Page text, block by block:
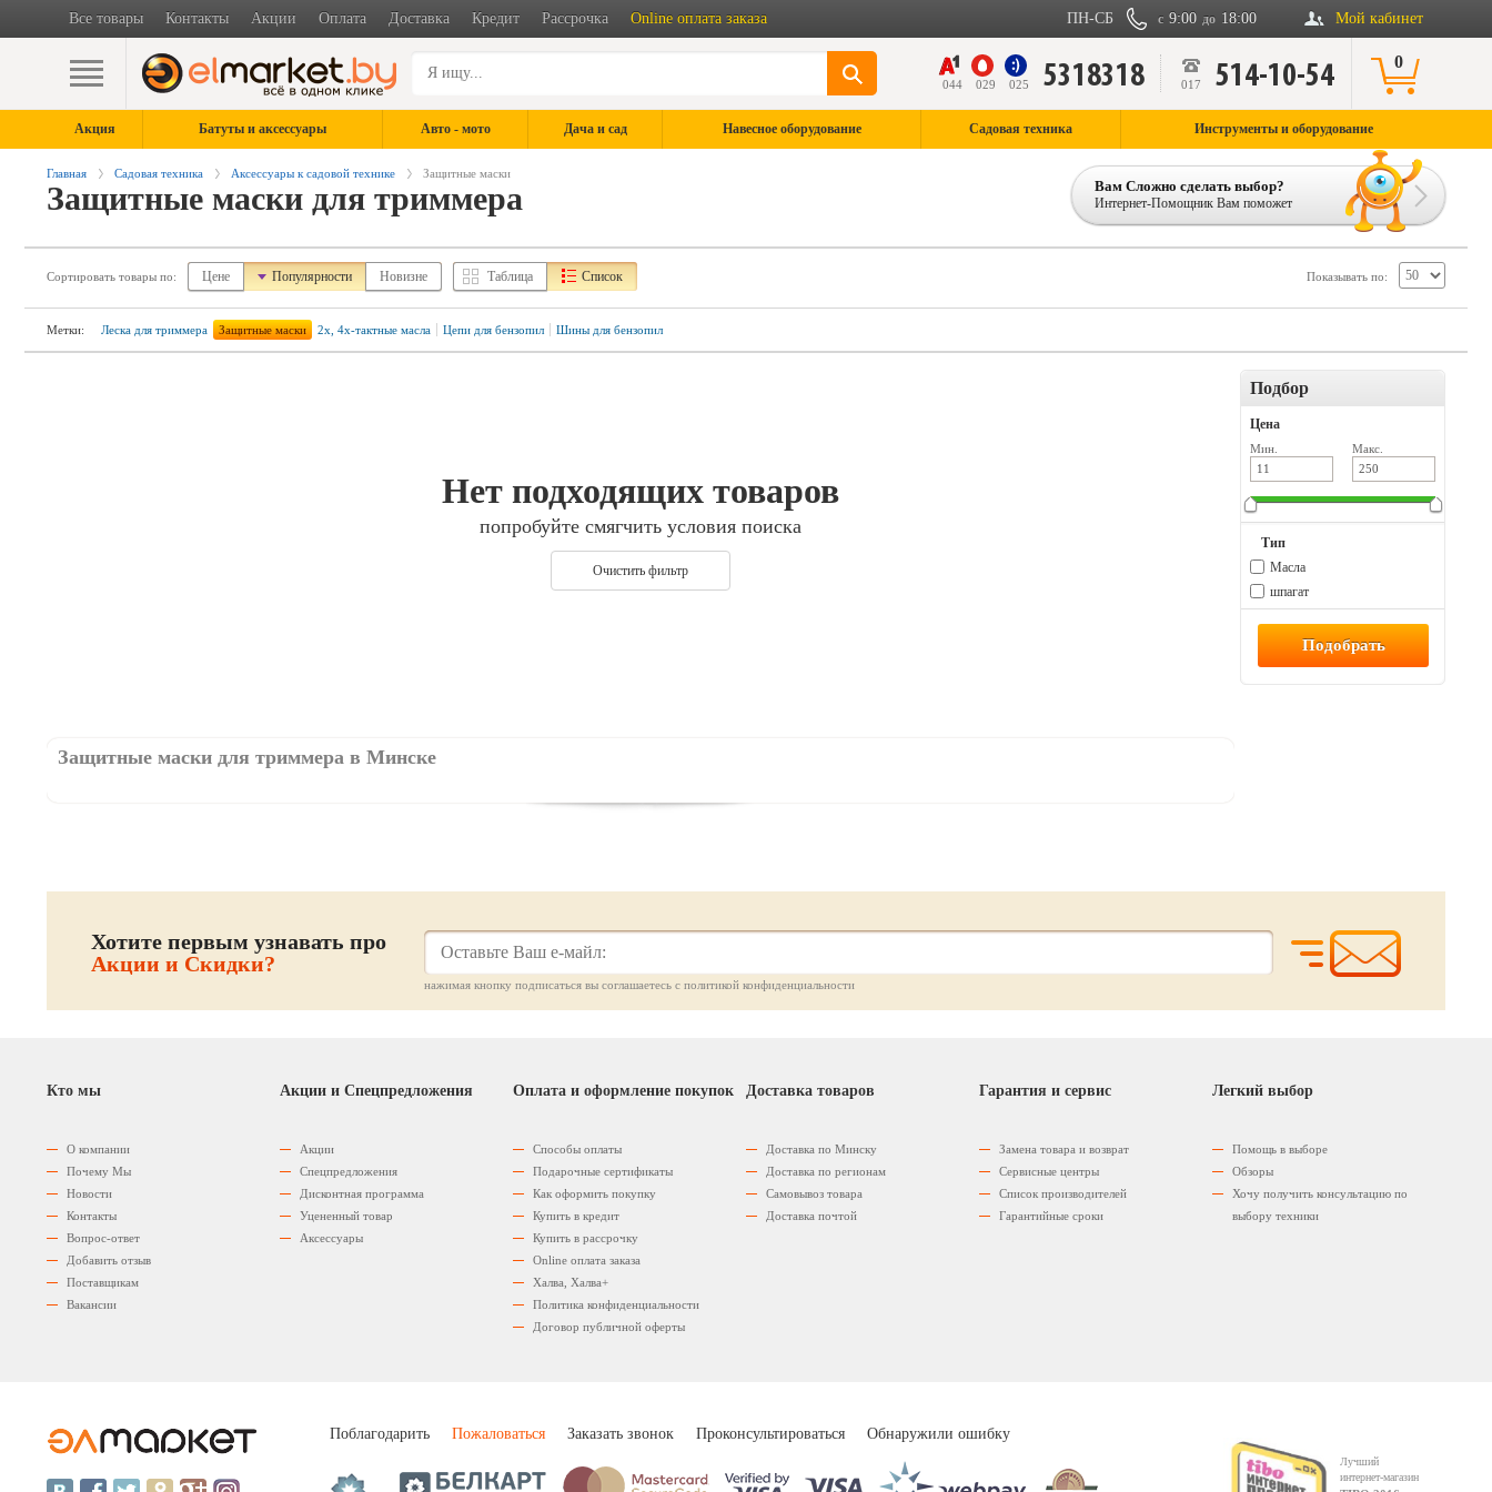
Все товары Контакты Акции Оплата Доставка Кредит Рассрочка Online оплата заказа Мой кабинет
с 9:00 до 18:00
ПН-СБ
044 029 025 5318318 017 514-10-54 0
Акция Батуты и аксессуары Авто - мото Дача и сад Навесное оборудование Садовая техника Инструменты и оборудование
Главная Садовая техника Аксессуары к садовой технике Защитные маски
Защитные маски для триммера Вам Сложно сделать выбор?
Интернет-Помощник Вам поможет
Сортировать товары по: Цене Популярности Новизне Таблица Список Показывать по:
Метки: Леска для триммера Защитные маски 2х, 4х-тактные масла Цепи для бензопил Шины для бензопил
Нет подходящих товаров
попробуйте смягчить условия поиска
Очистить фильтр
Защитные маски для триммера в Минске
Подбор
Цена
Мин. Макс.
Тип
Масла
шпагат
Хотите первым узнавать про
Акции и Скидки?
нажимая кнопку подписаться вы соглашаетесь с политикой конфиденциальности
Кто мы
О компании
Почему Мы
Новости
Контакты
Вопрос-ответ
Добавить отзыв
Поставщикам
Вакансии
Акции и Спецпредложения
Акции
Спецпредложения
Дисконтная программа
Уцененный товар
Аксессуары
Оплата и оформление покупок
Способы оплаты
Подарочные сертификаты
Как оформить покупку
Купить в кредит
Купить в рассрочку
Оnline оплата заказа
Халва, Халва+
Политика конфиденциальности
Договор публичной оферты
Доставка товаров
Доставка по Минску
Доставка по регионам
Самовывоз товара
Доставка почтой
Гарантия и сервис
Замена товара и возврат
Сервисные центры
Список производителей
Гарантийные сроки
Легкий выбор
Помощь в выборе
Обзоры
Хочу получить консультацию по
выбору техники
Лучший
интернет-магазин
Поблагодарить Пожаловаться Заказать звонок Проконсультироваться Обнаружили ошибку